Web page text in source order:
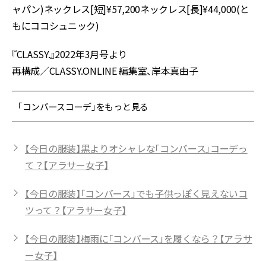
ャパン)ネックレス[短]¥57,200ネックレス[長]¥44,000(と
もにココシュニック)
『CLASSY.』2022年3月号より
再構成／CLASSY.ONLINE 編集室、岸本真由子
「コンバースコーデ」をもっと見る
【今日の服装】黒よりオシャレな「コンバース」コーデっ
て？【アラサー女子】
【今日の服装】「コンバース」でも子供っぽく見えないコ
ツって？【アラサー女子】
【今日の服装】梅雨に「コンバース」を履くなら？【アラサ
ー女子】